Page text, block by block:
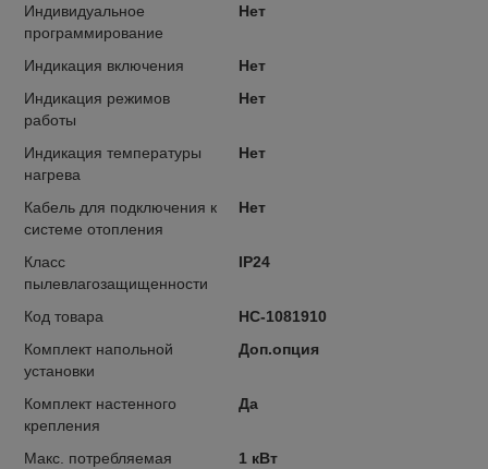
Индивидуальное
программирование
Нет
Индикация включения
Нет
Индикация режимов
работы
Нет
Индикация температуры
нагрева
Нет
Кабель для подключения к
системе отопления
Нет
Класс
пылевлагозащищенности
IP24
Код товара
НС-1081910
Комплект напольной
установки
Доп.опция
Комплект настенного
крепления
Да
Макс. потребляемая
1 кВт